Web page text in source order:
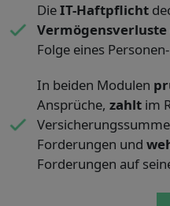
DieIT-Haftpflicht
Vermögensverluste
Folge eines
In beiden Modulen
Ansprüche, zahlt im
Forderungen und
Forderungen auf